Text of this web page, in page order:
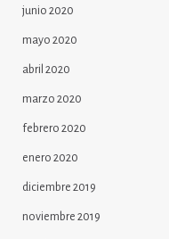
junio 2020
mayo 2020
abril 2020
marzo 2020
febrero 2020
enero 2020
diciembre 2019
noviembre 2019